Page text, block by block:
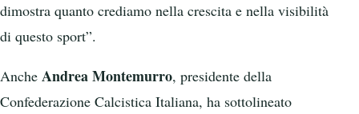
dimostra quanto crediamo nella crescita e nella visibilità
di questo sport”.
Anche Andrea Montemurro, presidente della
Confederazione Calcistica Italiana, ha sottolineato